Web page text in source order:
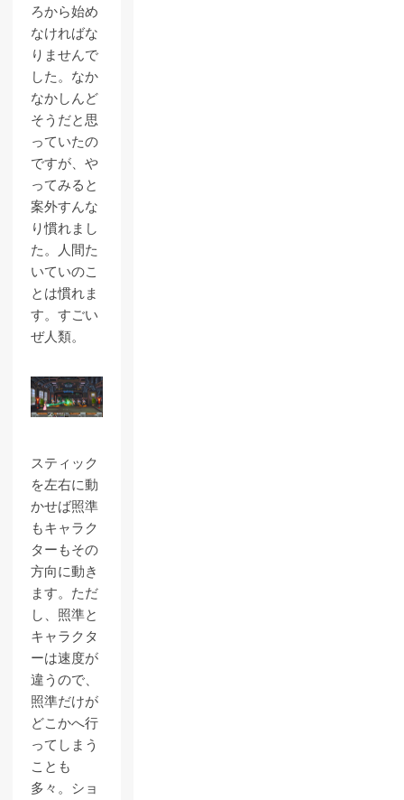
ろから始め
なければな
りませんで
した。なか
なかしんど
そうだと思
っていたの
ですが、や
ってみると
案外すんな
り慣れまし
た。人間た
いていのこ
とは慣れま
す。すごい
ぜ人類。
スティック
を左右に動
かせば照準
もキャラク
ターもその
方向に動き
ます。ただ
し、照準と
キャラクタ
ーは速度が
違うので、
照準だけが
どこかへ行
ってしまう
ことも
多々。ショ